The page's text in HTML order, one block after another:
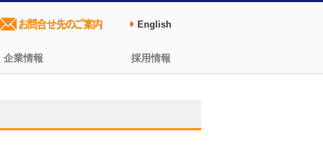
企業情報 採用情報
English